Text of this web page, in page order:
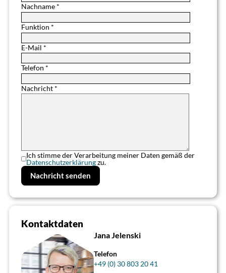
Nachname *
Funktion *
E-Mail *
Telefon *
Nachricht *
Ich stimme der Verarbeitung meiner Daten gemäß der
Datenschutzerklärungzu.
Kontaktdaten
Jana Jelenski
Telefon
+49 (0) 30 803 20 41